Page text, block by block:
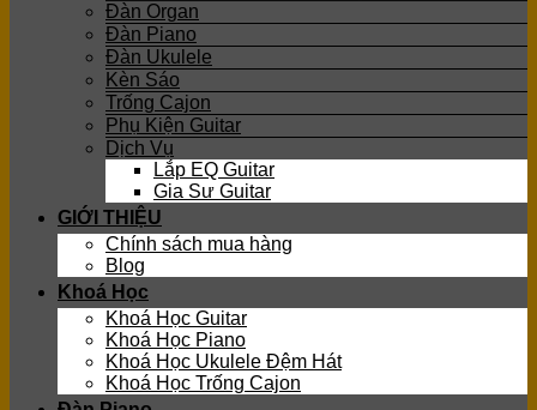
Đàn Organ
Đàn Piano
Đàn Ukulele
Kèn Sáo
Trống Cajon
Phụ Kiện Guitar
Dịch Vụ
Lắp EQ Guitar
Gia Sư Guitar
GIỚI THIỆU
Chính sách mua hàng
Blog
Khoá Học
Khoá Học Guitar
Khoá Học Piano
Khoá Học Ukulele Đệm Hát
Khoá Học Trống Cajon